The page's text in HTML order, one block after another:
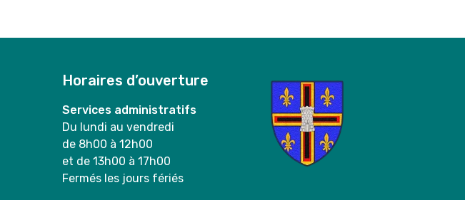
Horaires d’ouverture
Services administratifs
Du lundi au vendredi
de 8h00 à 12h00
et de 13h00 à 17h00
Fermés les jours fériés